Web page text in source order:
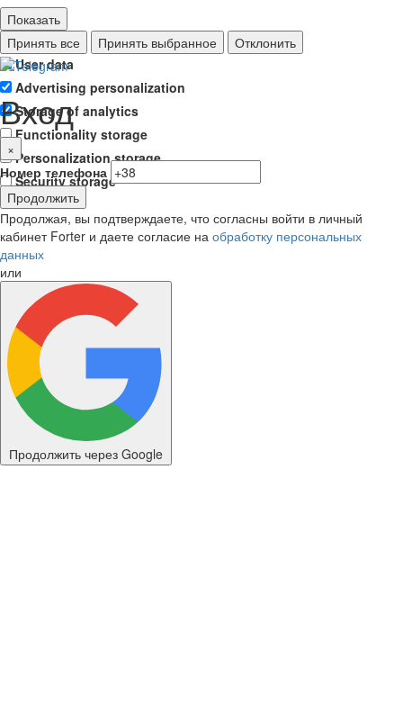
Показать
Ad storage
User data
Advertising personalization
Storage of analytics
Functionality storage
Personalization storage
Security storage
Принять все Принять выбранное Отклонить
Вход
×
Номер телефона
Продолжить
Продолжая, вы подтверждаете, что согласны войти в личный
кабинет Forter и даете согласие на обработку персональных
данных
или
Продолжить через Google